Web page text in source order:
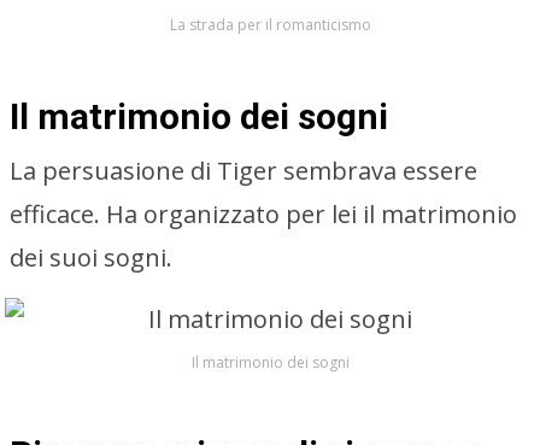
La strada per il romanticismo
Il matrimonio dei sogni
La persuasione di Tiger sembrava essere
efficace. Ha organizzato per lei il matrimonio
dei suoi sogni.
Il matrimonio dei sogni